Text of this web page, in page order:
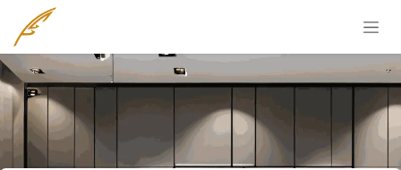
Skip to Content